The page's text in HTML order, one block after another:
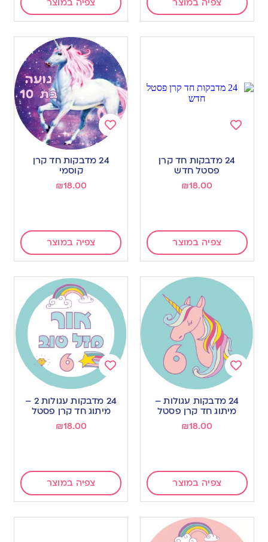
wishlist
24 מדבקות חד קרן
פסטל חדש
₪18.00
צפיה במוצר
Add
24 מדבקות חד קרן
קוסמי
₪18.00
צפיה במוצר
Add
wishlist
24 מדבקות עגולות –
מיתוג חד קרן פסטל
₪18.00
צפיה במוצר
Add
to
wishlist
24 מדבקות עגולות 2 –
מיתוג חד קרן פסטל
₪18.00
צפיה במוצר